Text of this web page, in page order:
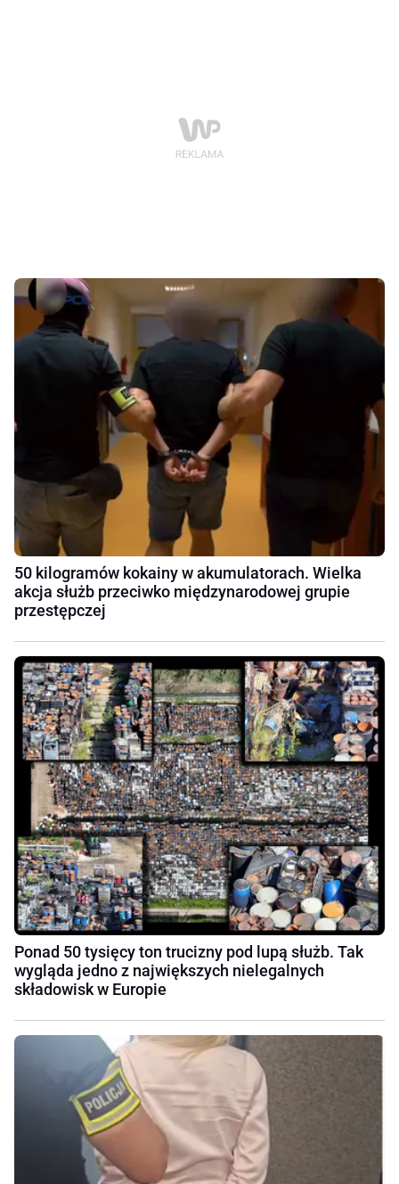
50 kilogramów kokainy w akumulatorach. Wielka
akcja służb przeciwko międzynarodowej grupie
przestępczej
Ponad 50 tysięcy ton trucizny pod lupą służb. Tak
wygląda jedno z największych nielegalnych
składowisk w Europie